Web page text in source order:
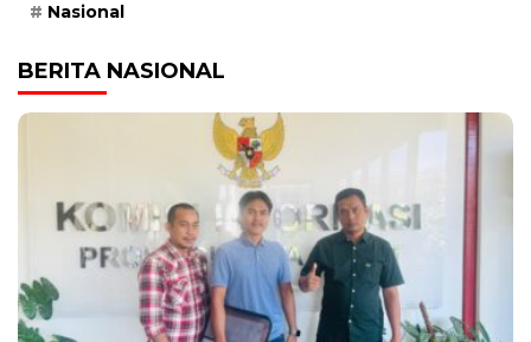
Nasional
BERITA NASIONAL